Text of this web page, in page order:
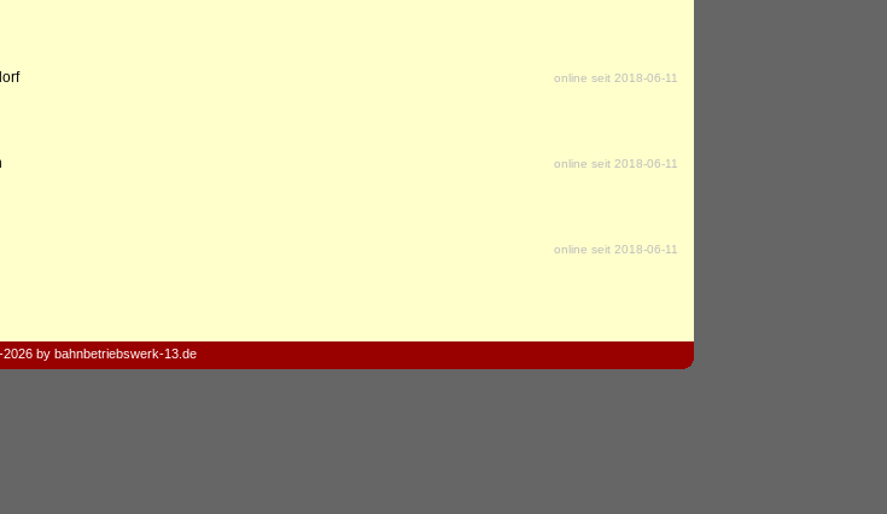
online seit 2018-06-11
online seit 2018-06-11
online seit 2018-06-11
by bahnbetriebswerk-13.de